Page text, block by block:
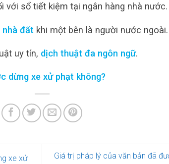
với sổ tiết kiệm tại ngân hàng nhà nước.
nhà đất khi một bên là người nước ngoài.
uy tín, dịch thuật đa ngôn ngữ.
dừng xe xử phạt không?
xe xử
Giá trị pháp lý của văn bản đã